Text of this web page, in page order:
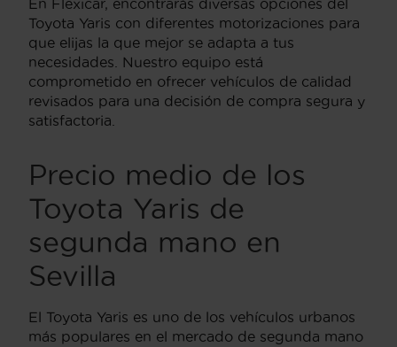
En Flexicar, encontrarás diversas opciones del
Toyota Yaris con diferentes motorizaciones para
que elijas la que mejor se adapta a tus
necesidades. Nuestro equipo está
comprometido en ofrecer vehículos de calidad
revisados para una decisión de compra segura y
satisfactoria.
Precio medio de los
Toyota Yaris de
segunda mano en
Sevilla
El Toyota Yaris es uno de los vehículos urbanos
más populares en el mercado de segunda mano